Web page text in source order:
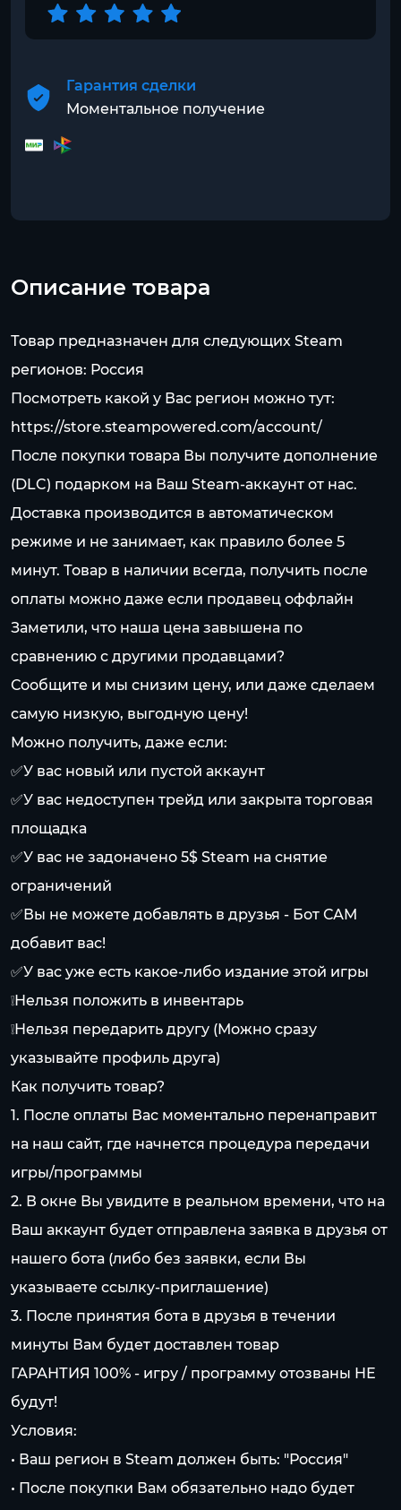
Гарантия сделки
Моментальное получение
Описание товара
Товар предназначен для следующих Steam
регионов: Россия
Посмотреть какой у Вас регион можно тут:
https://store.steampowered.com/account/
После покупки товара Вы получите дополнение
(DLC) подарком на Ваш Steam-аккаунт от нас.
Доставка производится в автоматическом
режиме и не занимает, как правило более 5
минут. Товар в наличии всегда, получить после
оплаты можно даже если продавец оффлайн
Заметили, что наша цена завышена по
сравнению с другими продавцами?
Сообщите и мы снизим цену, или даже сделаем
самую низкую, выгодную цену!
Можно получить, даже если:
✅У вас новый или пустой аккаунт
✅У вас недоступен трейд или закрыта торговая
площадка
✅У вас не задоначено 5$ Steam на снятие
ограничений
✅Вы не можете добавлять в друзья - Бот САМ
добавит вас!
✅У вас уже есть какое-либо издание этой игры
❕Нельзя положить в инвентарь
❕Нельзя передарить другу (Можно сразу
указывайте профиль друга)
Как получить товар?
1. После оплаты Вас моментально перенаправит
на наш сайт, где начнется процедура передачи
игры/программы
2. В окне Вы увидите в реальном времени, что на
Ваш аккаунт будет отправлена заявка в друзья от
нашего бота (либо без заявки, если Вы
указываете ссылку-приглашение)
3. После принятия бота в друзья в течении
минуты Вам будет доставлен товар
ГАРАНТИЯ 100% - игру / программу отозваны НЕ
будут!
Условия:
• Ваш регион в Steam должен быть: "Россия"
• После покупки Вам обязательно надо будет